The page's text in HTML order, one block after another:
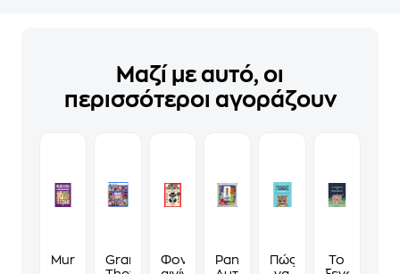
Μαζί με αυτό, οι
περισσότεροι αγοράζουν
MurdokuGrand
Φονικά
Panini
Πώς
Το